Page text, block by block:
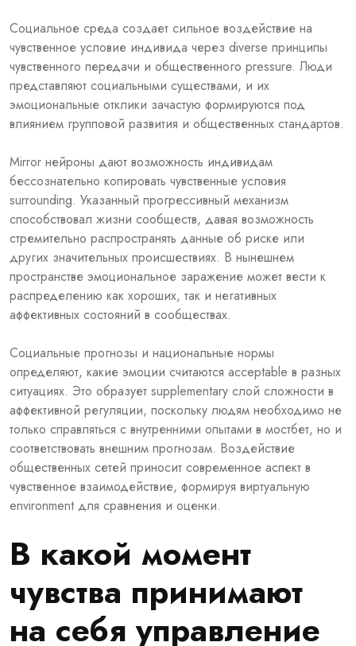
Социальное среда создает сильное воздействие на
чувственное условие индивида через diverse принципы
чувственного передачи и общественного pressure. Люди
представляют социальными существами, и их
эмоциональные отклики зачастую формируются под
влиянием групповой развития и общественных стандартов.
Mirror нейроны дают возможность индивидам
бессознательно копировать чувственные условия
surrounding. Указанный прогрессивный механизм
способствовал жизни сообществ, давая возможность
стремительно распространять данные об риске или
других значительных происшествиях. В нынешнем
пространстве эмоциональное заражение может вести к
распределению как хороших, так и негативных
аффективных состояний в сообществах.
Социальные прогнозы и национальные нормы
определяют, какие эмоции считаются acceptable в разных
ситуациях. Это образует supplementary слой сложности в
аффективной регуляции, поскольку людям необходимо не
только справляться с внутренними опытами в мостбет, но и
соответствовать внешним прогнозам. Воздействие
общественных сетей приносит современное аспект в
чувственное взаимодействие, формируя виртуальную
environment для сравнения и оценки.
В какой момент
чувства принимают
на себя управление